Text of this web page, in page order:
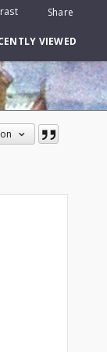
Share
VIEWED